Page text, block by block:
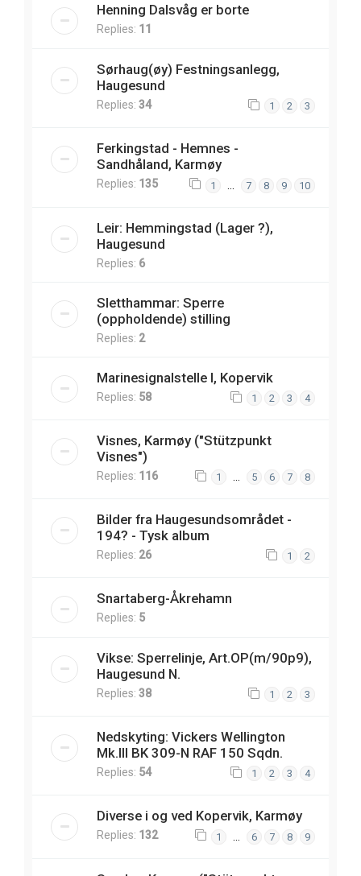
Henning Dalsvåg er borte
Replies: 11
Sørhaug(øy) Festningsanlegg,
Haugesund
Replies: 34 1 2 3
Ferkingstad - Hemnes -
Sandhåland, Karmøy
Replies: 135 1 7 8 9 10
Leir: Hemmingstad (Lager ?),
Haugesund
Replies: 6
Sletthammar: Sperre
(oppholdende) stilling
Replies: 2
Marinesignalstelle I, Kopervik
Replies: 58 1 2 3 4
Visnes, Karmøy ("Stützpunkt
Visnes")
Replies: 116 1 5 6 7 8
Bilder fra Haugesundsområdet -
194? - Tysk album
Replies: 26 1 2
Snartaberg-Åkrehamn
Replies: 5
Vikse: Sperrelinje, Art.OP(m/90p9),
Haugesund N.
Replies: 38 1 2 3
Nedskyting: Vickers Wellington
Mk.III BK 309-N RAF 150 Sqdn.
Replies: 54 1 2 3 4
Diverse i og ved Kopervik, Karmøy
Replies: 132 1 6 7 8 9